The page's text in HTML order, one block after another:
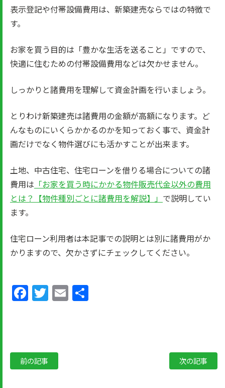
表示登記や付帯設備費用は、新築建売ならではの特徴で
す。
お家を買う目的は「豊かな生活を送ること」ですので、
快適に住むための付帯設備費用などは欠かせません。
しっかりと諸費用を理解して資金計画を行いましょう。
とりわけ新築建売は諸費用の金額が高額になります。ど
んなものにいくらかかるのかを知っておく事で、資金計
画だけでなく物件選びにも活かすことが出来ます。
土地、中古住宅、住宅ローンを借りる場合についての諸
費用は 「お家を買う時にかかる物件販売代金以外の費用
とは？【物件種別ごとに諸費用を解説】」 で説明してい
ます。
住宅ローン利用者は本記事での説明とは別に諸費用がか
かりますので、欠かさずにチェックしてください。
Facebook
Twitter
Email
前の記事 次の記事